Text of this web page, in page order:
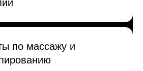
по массажу и